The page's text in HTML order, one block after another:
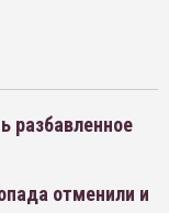
разбавленное
отменили и